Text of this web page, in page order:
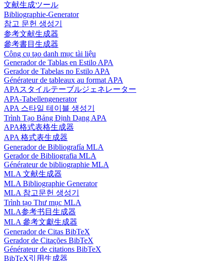
文献生成ツール
Bibliographie-Generator
참고 문헌 생성기
参考文献生成器
參考書目生成器
Công cụ tạo danh mục tài liệu
Generador de Tablas en Estilo APA
Gerador de Tabelas no Estilo APA
Générateur de tableaux au format APA
APAスタイルテーブルジェネレーター
APA-Tabellengenerator
APA 스타일 테이블 생성기
Trình Tạo Bảng Định Dạng APA
APA格式表格生成器
APA 格式表生成器
Generador de Bibliografía MLA
Gerador de Bibliografia MLA
Générateur de bibliographie MLA
MLA 文献生成器
MLA Bibliographie Generator
MLA 참고문헌 생성기
Trình tạo Thư mục MLA
MLA参考书目生成器
MLA 參考文獻生成器
Generador de Citas BibTeX
Gerador de Citações BibTeX
Générateur de citations BibTeX
BibTeX引用生成器